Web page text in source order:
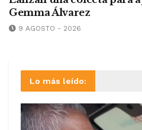
Gemma Álvarez
9 AGOSTO - 2026
Lo más leído: